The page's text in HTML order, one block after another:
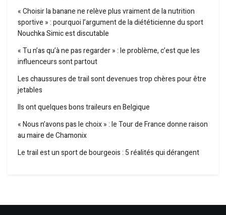
« Choisir la banane ne relève plus vraiment de la nutrition
sportive » : pourquoi l’argument de la diététicienne du sport
Nouchka Simic est discutable
« Tu n’as qu’à ne pas regarder » : le problème, c’est que les
influenceurs sont partout
Les chaussures de trail sont devenues trop chères pour être
jetables
Ils ont quelques bons traileurs en Belgique
« Nous n’avons pas le choix » : le Tour de France donne raison
au maire de Chamonix
Le trail est un sport de bourgeois : 5 réalités qui dérangent